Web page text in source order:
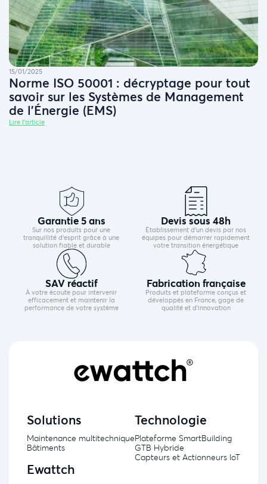
15/01/2025
Norme ISO 50001 : décryptage pour tout
savoir sur les Systèmes de Management
de l’Énergie (EMS)
Lire l'article
Garantie 5 ans
Sur nos produits pour une
tranquillité d’esprit grâce à une
solution fiable et durable
Devis sous 48h
Établissement d’un devis par nos
équipes pour démarrer rapidement
votre transition énergétique
SAV réactif
À votre écoute pour intervenir
efficacement et maintenir la
performance de votre système
Fabrication française
Produits et plateforme conçus et
développés en France, gage de
qualité et d’innovation
Solutions
Maintenance multitechnique
Bâtiments
Technologie
Plateforme SmartBuilding
GTB Hybride
Capteurs et Actionneurs IoT
Ewattch